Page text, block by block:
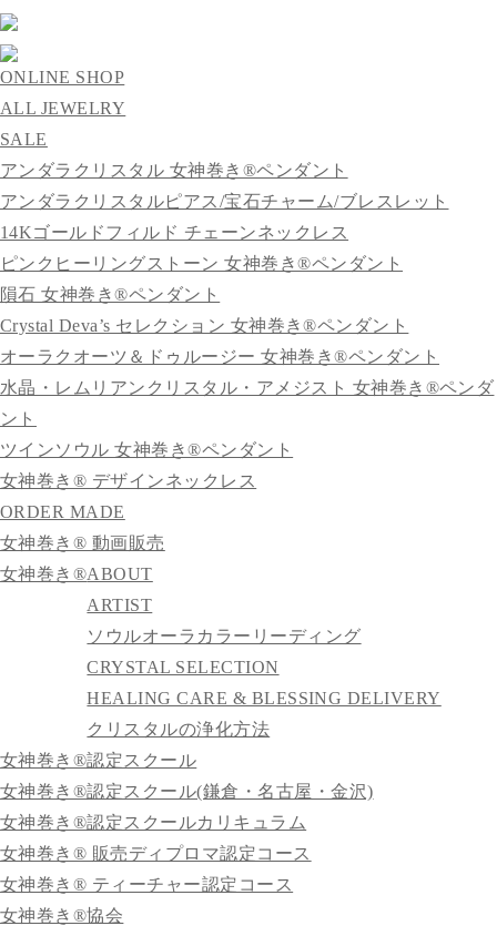
ONLINE SHOP
ALL JEWELRY
SALE
アンダラクリスタル 女神巻き®ペンダント
アンダラクリスタルピアス/宝石チャーム/ブレスレット
14Kゴールドフィルド チェーンネックレス
ピンクヒーリングストーン 女神巻き®ペンダント
隕石 女神巻き®ペンダント
Crystal Deva’s セレクション 女神巻き®ペンダント
オーラクオーツ＆ドゥルージー 女神巻き®ペンダント
水晶・レムリアンクリスタル・アメジスト 女神巻き®ペンダ
ント
ツインソウル 女神巻き®ペンダント
女神巻き® デザインネックレス
ORDER MADE
女神巻き® 動画販売
女神巻き®ABOUT
ARTIST
ソウルオーラカラーリーディング
CRYSTAL SELECTION
HEALING CARE & BLESSING DELIVERY
クリスタルの浄化方法
女神巻き®認定スクール
女神巻き®認定スクール(鎌倉・名古屋・金沢)
女神巻き®認定スクールカリキュラム
女神巻き® 販売ディプロマ認定コース
女神巻き® ティーチャー認定コース
女神巻き®協会